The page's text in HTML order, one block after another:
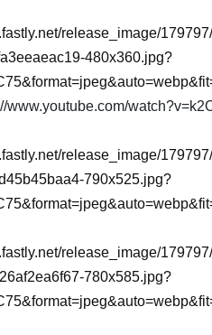
release_image/
480x360.jpg?
www.youtube.com/
release_image/
790x525.jpg?
release_image/
780x585.jpg?